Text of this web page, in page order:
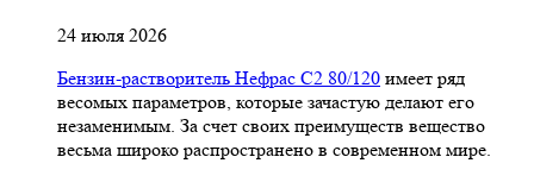
24 июля 2026
Бензин-растворитель Нефрас С2 80/120 имеет ряд
весомых параметров, которые зачастую делают его
незаменимым. За счет своих преимуществ вещество
весьма широко распространено в современном мире.